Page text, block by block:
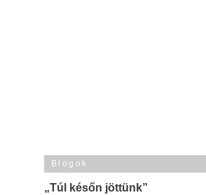
Blogok
„Túl későn jöttünk”